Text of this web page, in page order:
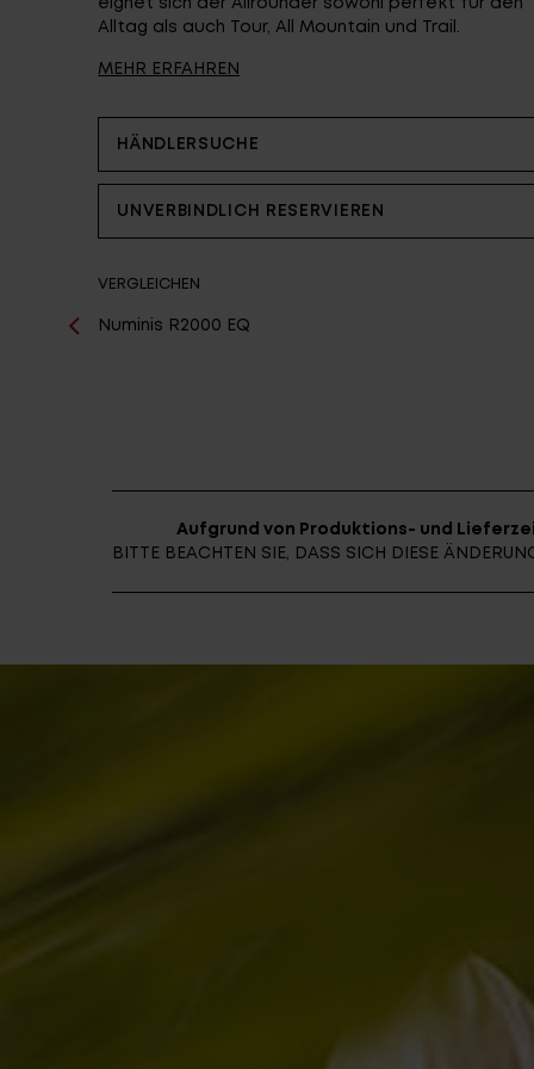
Partner
eignet sich der Allrounder sowohl perfekt für den
Alltag als auch Tour, All Mountain und Trail.
MEHR ERFAHREN
HÄNDLERSUCHE
UNVERBINDLICH RESERVIEREN
VERGLEICHEN
Numinis R2000 EQ
Aufgrund von Produktions- und
BITTE BEACHTEN SIE, DASS SICH DIESE